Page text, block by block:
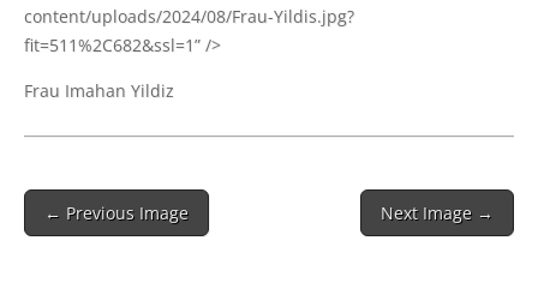
content/uploads/2024/08/Frau-Yildis.jpg?
fit=511%2C682&ssl=1” />
Frau Ima­han Yildiz
Post
navigation
← Previous Image Next Image →